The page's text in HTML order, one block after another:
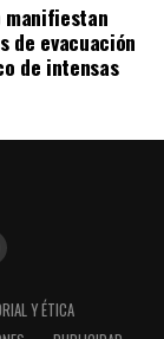
manifiestan
de evacuación
de intensas
Y ÉTICA